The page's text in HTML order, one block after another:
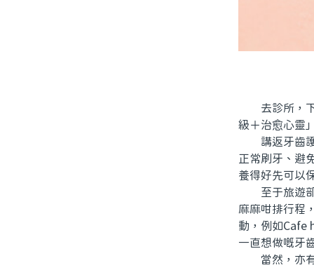
去診所，下
級＋治愈心靈
講返牙齒護
正常刷牙、避
養得好先可以
至于旅遊部
麻麻咁排行程
動，例如Cafe
一直想做嘅牙
當然，亦有